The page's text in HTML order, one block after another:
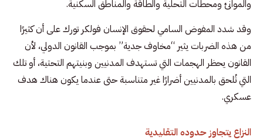
والموانئ ومحطات التحلية والطاقة والمناطق السكنية.
وقد شدد المفوض السامي لحقوق الإنسان فولكر تورك على أن كثيرًا
من هذه الضربات يثير “مخاوف جدية” بموجب القانون الدولي، لأن
القانون يحظر الهجمات التي تستهدف المدنيين وبنيتهم التحتية، أو تلك
التي تُلحق بالمدنيين أضرارًا غير متناسبة حتى عندما يكون هناك هدف
عسكري.
النزاع يتجاوز حدوده التقليدية